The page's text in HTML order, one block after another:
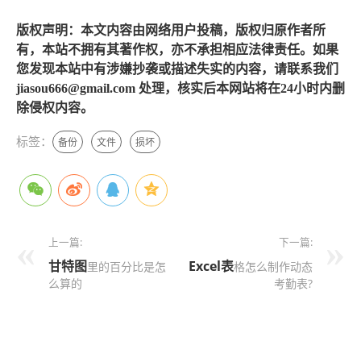
版权声明：本文内容由网络用户投稿，版权归原作者所
有，本站不拥有其著作权，亦不承担相应法律责任。如果
您发现本站中有涉嫌抄袭或描述失实的内容，请联系我们
jiasou666@gmail.com 处理，核实后本网站将在24小时内删
除侵权内容。
标签： 备份 文件 损坏
上一篇:
甘特图里的百分比是怎
么算的
下一篇:
Excel表格怎么制作动态
考勤表?